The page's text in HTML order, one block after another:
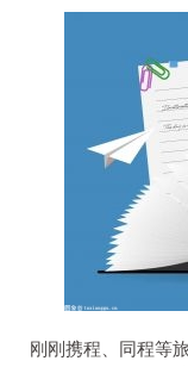
刚刚携程、同程等